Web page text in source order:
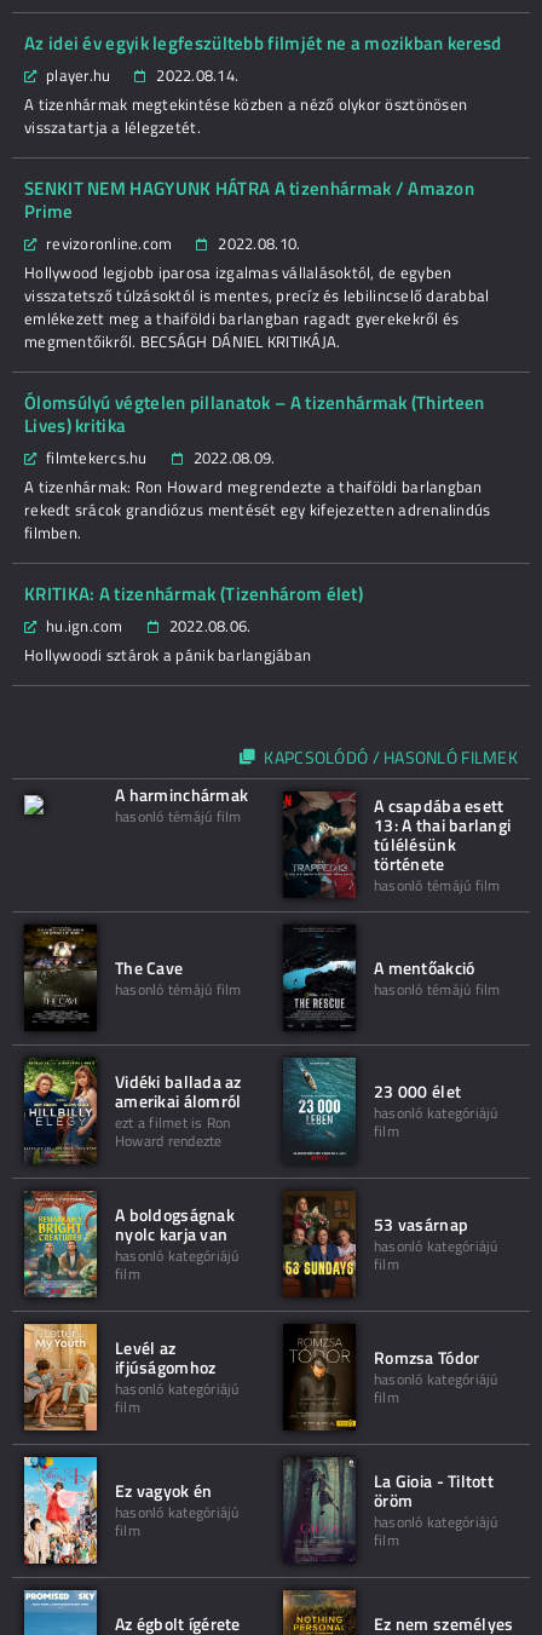
Az idei év egyik legfeszültebb filmjét ne a mozikban keresd
player.hu
2022.08.14.
A tizenhármak megtekintése közben a néző olykor ösztönösen
visszatartja a lélegzetét.
SENKIT NEM HAGYUNK HÁTRA A tizenhármak / Amazon
Prime
revizoronline.com
2022.08.10.
Hollywood legjobb iparosa izgalmas vállalásoktól, de egyben
visszatetsző túlzásoktól is mentes, precíz és lebilincselő darabbal
emlékezett meg a thaiföldi barlangban ragadt gyerekekről és
megmentőikről. BECSÁGH DÁNIEL KRITIKÁJA.
Ólomsúlyú végtelen pillanatok – A tizenhármak (Thirteen
Lives) kritika
filmtekercs.hu
2022.08.09.
A tizenhármak: Ron Howard megrendezte a thaiföldi barlangban
rekedt srácok grandiózus mentését egy kifejezetten adrenalindús
filmben.
KRITIKA: A tizenhármak (Tizenhárom élet)
hu.ign.com
2022.08.06.
Hollywoodi sztárok a pánik barlangjában
KAPCSOLÓDÓ / HASONLÓ FILMEK
A harminchármak
hasonló témájú film A csapdába esett
13: A thai barlangi
túlélésünk
története
hasonló témájú film
The Cave
hasonló témájú film
A mentőakció
hasonló témájú film
Vidéki ballada az
amerikai álomról
ezt a filmet is Ron
Howard rendezte
23 000 élet
hasonló kategóriájú
film
A boldogságnak
nyolc karja van
hasonló kategóriájú
film
53 vasárnap
hasonló kategóriájú
film
Levél az
ifjúságomhoz
hasonló kategóriájú
film
Romzsa Tódor
hasonló kategóriájú
film
Ez vagyok én
hasonló kategóriájú
film
La Gioia - Tiltott
öröm
hasonló kategóriájú
film
Az égbolt ígérete Ez nem személyes